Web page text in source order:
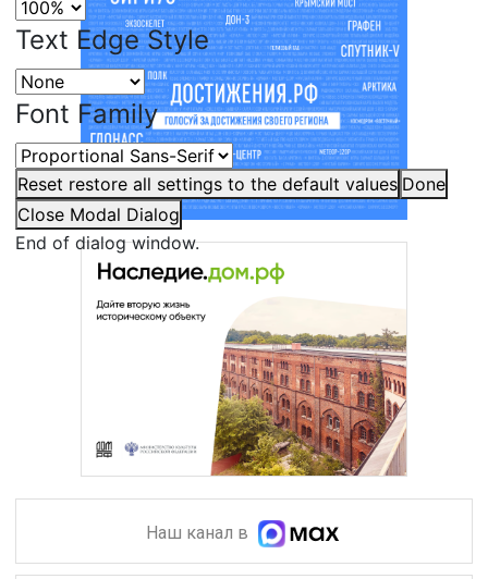
Text Edge Style
Font Family
Reset restore all settings to the default values Done
Close Modal Dialog
End of dialog window.
Наш канал в